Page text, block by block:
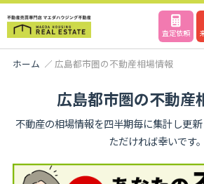
査定依頼
ホーム 広島都市圏の不動産相場情報
広島都市圏の不動産
不動産の相場情報を四半期毎に集計し更
ただければ幸いです。